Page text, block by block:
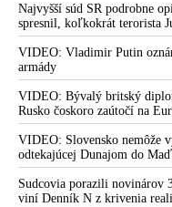
Najvyšší súd SR podrobne
spresnil, koľkokrát terorista
VIDEO: Vladimir Putin
armády
VIDEO: Bývalý britský
Rusko čoskoro zaútočí na
rovnako, ako bolo
Zelenskyj medzitým v
aby vo svete zháňali energie
mobilizovať a vojna sa do
VIDEO: Slovensko nemôže
odtekajúcej Dunajom do
Sudcovia porazili novinárov
viní Denník N z krivenia